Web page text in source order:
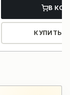
В
КУПИТЬ В